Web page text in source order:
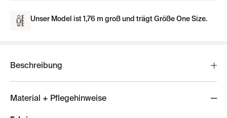
Unser Model ist 1,76 m groß und trägt Größe One Size.
Beschreibung
Material + Pflegehinweise